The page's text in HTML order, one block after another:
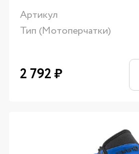
Артикул
Тип (Мотоперчатки)
2 792₽